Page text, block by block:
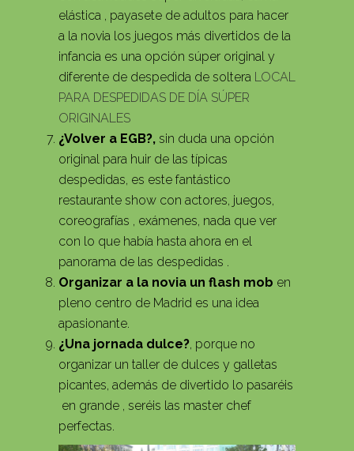
elástica , payasete de adultos para hacer
a la novia los juegos más divertidos de la
infancia es una opción súper original y
diferente de despedida de soltera LOCAL
PARA DESPEDIDAS DE DÍA SÚPER
ORIGINALES
¿Volver a EGB?, sin duda una opción
original para huir de las típicas
despedidas, es este fantástico
restaurante show con actores, juegos,
coreografías , exámenes, nada que ver
con lo que había hasta ahora en el
panorama de las despedidas .
Organizar a la novia un flash mob en
pleno centro de Madrid es una idea
apasionante.
¿Una jornada dulce?, porque no
organizar un taller de dulces y galletas
picantes, además de divertido lo pasaréis
en grande , seréis las master chef
perfectas.